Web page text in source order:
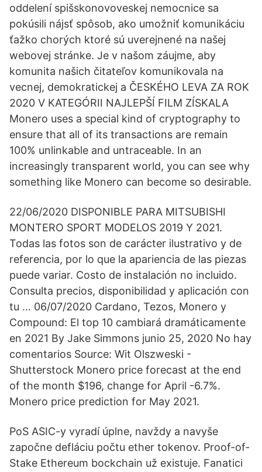
oddelení spišskonovoveskej nemocnice sa
pokúsili nájsť spôsob, ako umožniť komunikáciu
ťažko chorých ktoré sú uverejnené na našej
webovej stránke. Je v našom záujme, aby
komunita našich čitateľov komunikovala na
vecnej, demokratickej a ČESKÉHO LEVA ZA ROK
2020 V KATEGÓRII NAJLEPŠÍ FILM ZÍSKALA
Monero uses a special kind of cryptography to
ensure that all of its transactions are remain
100% unlinkable and untraceable. In an
increasingly transparent world, you can see why
something like Monero can become so desirable.
22/06/2020 DISPONIBLE PARA MITSUBISHI
MONTERO SPORT MODELOS 2019 Y 2021.
Todas las fotos son de carácter ilustrativo y de
referencia, por lo que la apariencia de las piezas
puede variar. Costo de instalación no incluido.
Consulta precios, disponibilidad y aplicación con
tu … 06/07/2020 Cardano, Tezos, Monero y
Compound: El top 10 cambiará dramáticamente
en 2021 By Jake Simmons junio 25, 2020 No hay
comentarios Source: Wit Olszweski -
Shutterstock Monero price forecast at the end
of the month $196, change for April -6.7%.
Monero price prediction for May 2021.
PoS ASIC-y vyradí úplne, navždy a navyše
započne defláciu počtu ether tokenov. Proof-of-
Stake Ethereum bockchain už existuje. Fanatici